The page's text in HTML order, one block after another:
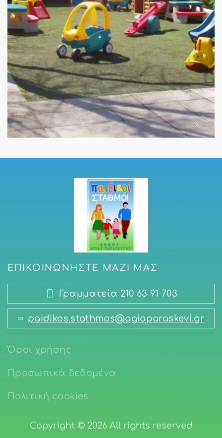
ΕΠΙΚΟΙΝΩΝΉΣΤΕ ΜΑΖΊ ΜΑΣ
Γραμματεία 210 63 91 703
paidikos.stathmos@agiaparaskevi.gr
Όροι χρήσης
Προσωπικά δεδομένα
Πολιτική cookies
Copyright © 2026 All rights reserved